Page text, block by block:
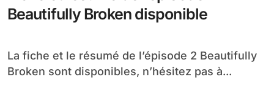
Beautifully Broken disponible
La fiche et le résumé de l’épisode 2 Beautifully
Broken sont disponibles, n’hésitez pas à...